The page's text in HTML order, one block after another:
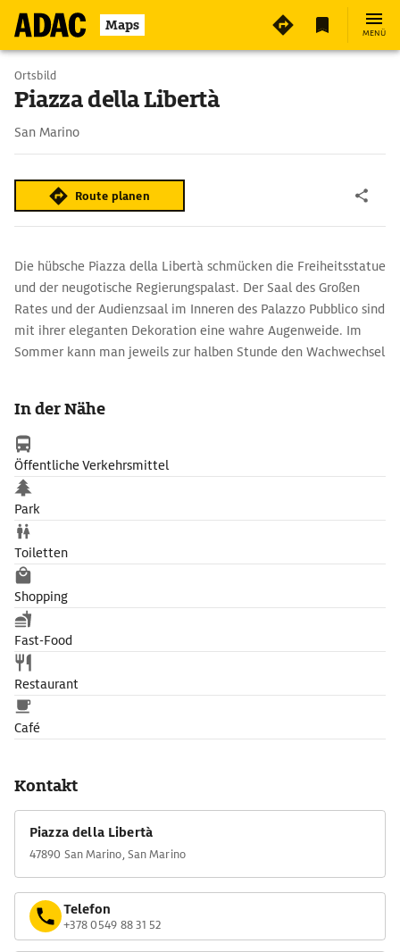
Maps MENÜ
Ortsbild
Piazza della Libertà
San Marino
Route planen
Die hübsche Piazza della Libertà schmücken die Freiheitsstatue
und der neugotische Regierungspalast. Der Saal des Großen
Rates und der Audienzsaal im Inneren des Palazzo Pubblico sind
mit ihrer eleganten Dekoration eine wahre Augenweide. Im
Sommer kann man jeweils zur halben Stunde den Wachwechsel
In der Nähe
Öffentliche Verkehrsmittel
Park
Toiletten
Shopping
Fast-Food
Restaurant
Café
Kontakt
Piazza della Libertà
47890 San Marino, San Marino
Telefon
+378 0549 88 31 52